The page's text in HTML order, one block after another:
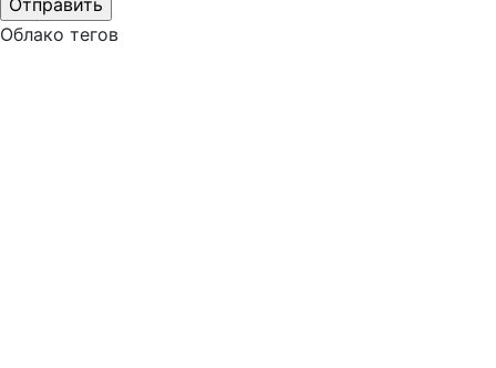
Облако тегов